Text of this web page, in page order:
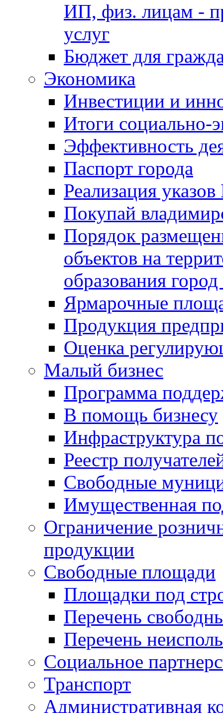
ИП, физ. лицам -
услуг
Бюджет для
Экономика
Инвестиции и
Итоги социально-
Эффективность
Паспорт города
Реализация
Покупай
Порядок
объектов на
образования
Ярмарочные
Продукция
Оценка
Малый бизнес
Программа
В помощь бизнесу
Инфраструктура
Реестр
Свободные
Имущественная
Ограничение
продукции
Свободные площади
Площадки под
Перечень
Перечень
Социальное
Транспорт
Административная